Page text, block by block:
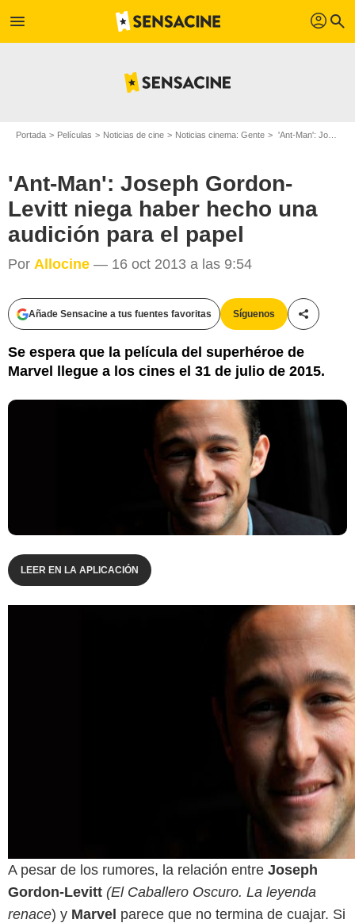
menu profil search
Portada Películas Noticias de cine Noticias cinema: Gente 'Ant-Man': Joseph Gordon-Levitt niega haber hecho una audición para el papel
'Ant-Man': Joseph Gordon-
Levitt niega haber hecho una
audición para el papel
Por Allocine — 16 oct 2013 a las 9:54
Añade Sensacine a tus fuentes favoritas Síguenos
Se espera que la película del superhéroe de
Marvel llegue a los cines el 31 de julio de 2015.
LEER EN LA APLICACIÓN
A pesar de los rumores, la relación entre Joseph
Gordon-Levitt (El Caballero Oscuro. La leyenda
renace) y Marvel parece que no termina de cuajar. Si